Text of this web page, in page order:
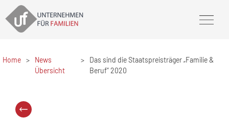
Home >
News
Übersicht
>
Das sind die Staatspreisträger „Familie &
Beruf“ 2020